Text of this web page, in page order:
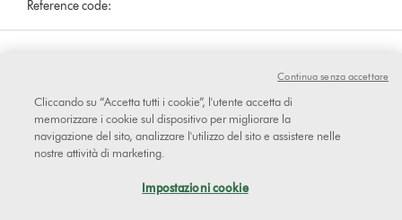
Reference code:
Le spie LED dovrebbero essere sempre accese durante l’uso.
Cliccando su “Accetta tutti i cookie”, l'utente accetta di
memorizzare i cookie sul dispositivo per migliorare la
navigazione del sito, analizzare l'utilizzo del sito e assistere nelle
nostre attività di marketing.
Impostazioni cookie
Continua senza accettare